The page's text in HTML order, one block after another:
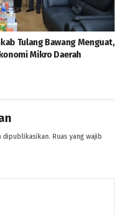
Tulang Bawang Menguat,
Mikro Daerah
dipublikasikan. Ruas yang wajib